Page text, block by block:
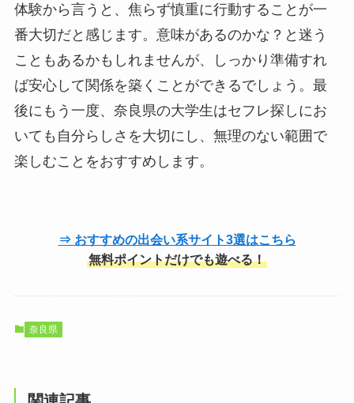
体験から言うと、焦らず慎重に行動することが一
番大切だと感じます。意味があるのかな？と迷う
こともあるかもしれませんが、しっかり準備すれ
ば安心して関係を築くことができるでしょう。最
後にもう一度、奈良県の大学生はセフレ探しにお
いても自分らしさを大切にし、無理のない範囲で
楽しむことをおすすめします。
⇒ おすすめの出会い系サイト3選はこちら
無料ポイントだけでも遊べる！
奈良県